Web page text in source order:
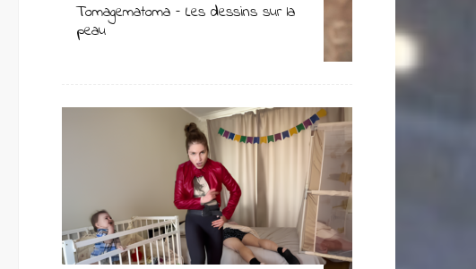
Tomagematoma – Les dessins sur la
peau